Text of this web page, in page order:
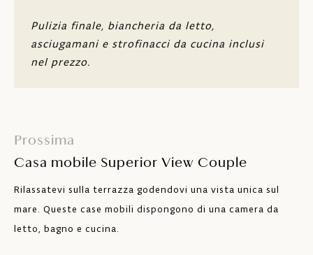
Set da salotto (possibilità di utilizzo come
letto supplementare di 140 x 190 cm)
Due bagni
Piano cottura con quattro fuochi,
frigorifero con congelatore, lavastoviglie,
stoviglie, microonde e macchinetta per
caffè americano e tostapane
TV satellitare
Pulizia finale, biancheria da letto,
asciugamani e strofinacci da cucina inclusi
nel prezzo.
Prossima
Casa mobile Superior View Couple
Rilassatevi sulla terrazza godendovi una vista unica sul
mare. Queste case mobili dispongono di una camera da
letto, bagno e cucina.